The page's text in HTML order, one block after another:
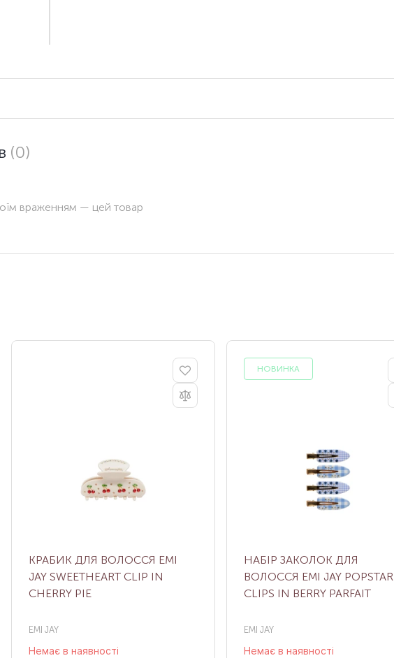
(0)
враженням — цей товар
КРАБИК ДЛЯ ВОЛОССЯ EMI
JAY SWEETHEART CLIP IN
CHERRY PIE
EMI JAY
Немає в наявності
НОВИНКА
НАБІР ЗАКОЛОК ДЛЯ
ВОЛОССЯ EMI JAY POPSTAR
CLIPS IN BERRY PARFAIT
EMI JAY
Немає в наявності